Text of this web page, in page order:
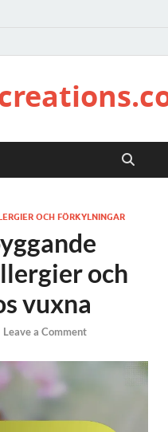
OCH FÖRKYLNINGAR
och
vuxna
Leave a Comment